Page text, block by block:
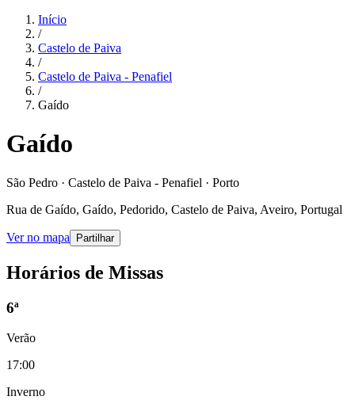
Início
/
Castelo de Paiva
/
Castelo de Paiva - Penafiel
/
Gaído
Gaído
São Pedro · Castelo de Paiva - Penafiel · Porto
Rua de Gaído, Gaído, Pedorido, Castelo de Paiva, Aveiro, Portugal
Ver no mapa Partilhar
Horários de Missas
6ª
Verão
17:00
Inverno